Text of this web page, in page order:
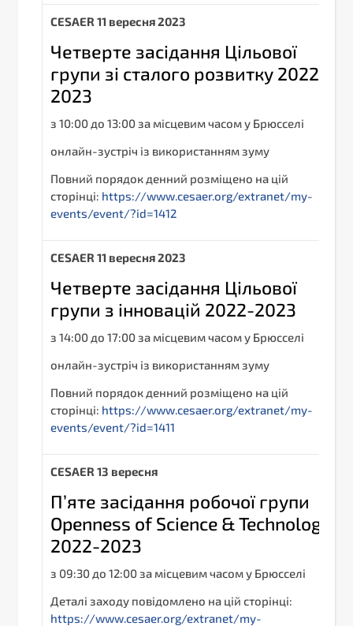
СESAER 11 вересня 2023
Четверте засідання Цільової
групи зі сталого розвитку 2022-
2023
з 10:00 до 13:00 за місцевим часом у Брюсселі
онлайн-зустріч із використанням зуму
Повний порядок денний розміщено на цій
сторінці: https://www.cesaer.org/extranet/my-
events/event/?id=1412
СESAER 11 вересня 2023
Четверте засідання Цільової
групи з інновацій 2022-2023
з 14:00 до 17:00 за місцевим часом у Брюсселі
онлайн-зустріч із використанням зуму
Повний порядок денний розміщено на цій
сторінці: https://www.cesaer.org/extranet/my-
events/event/?id=1411
СESAER 13 вересня
П’яте засідання робочої групи
Openness of Science & Technology
2022-2023
з 09:30 до 12:00 за місцевим часом у Брюсселі
Деталі заходу повідомлено на цій сторінці:
https://www.cesaer.org/extranet/my-